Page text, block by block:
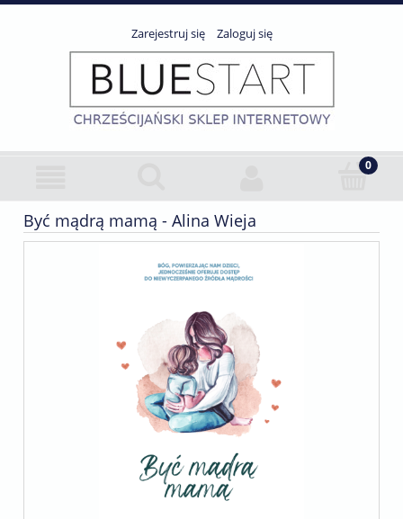
Zarejestruj się Zaloguj się
Być mądrą mamą - Alina Wieja